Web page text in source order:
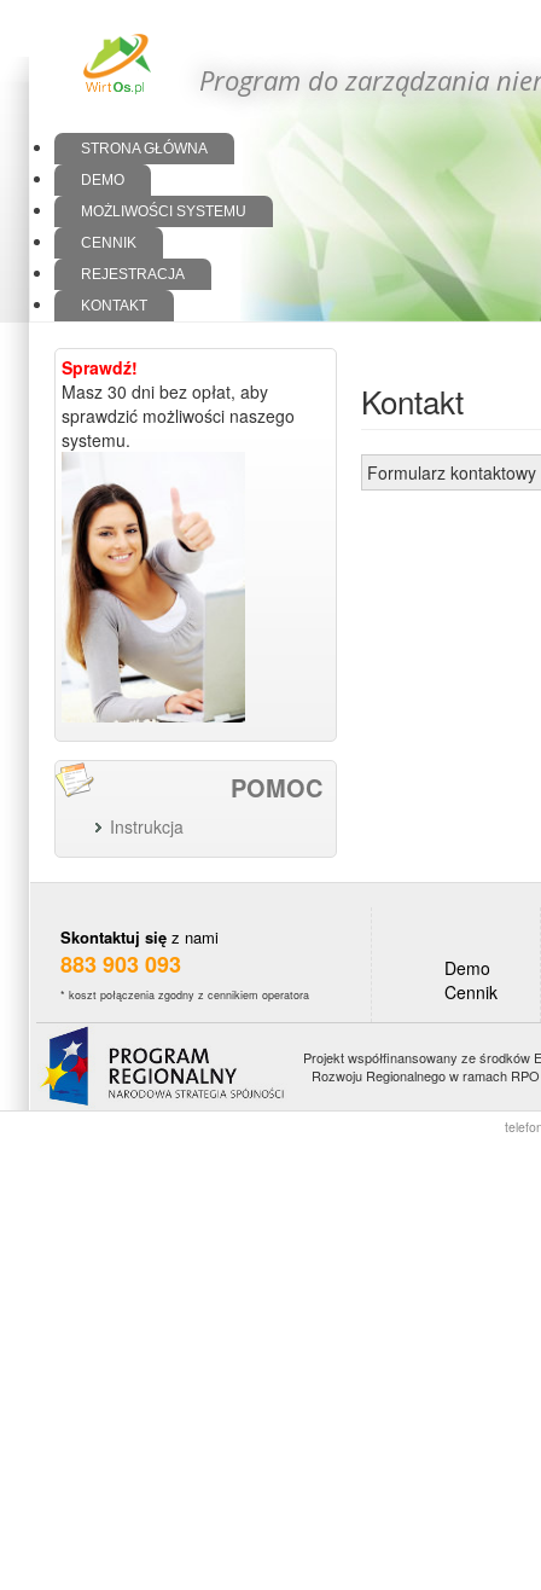
Program do zarządzania
STRONA GŁÓWNA
DEMO
MOŻLIWOŚCI SYSTEMU
CENNIK
REJESTRACJA
KONTAKT
Kontakt
Formularz
Sprawdź!
Masz 30 dni bez opłat, aby
sprawdzić możliwości naszego
systemu.
POMOC
Instrukcja
Skontaktuj się z nami
883 903 093
* koszt połączenia zgodny z cennikiem operatora
Demo
Cennik
Projekt współfinansowany ze środków
Rozwoju Regionalnego w ramach